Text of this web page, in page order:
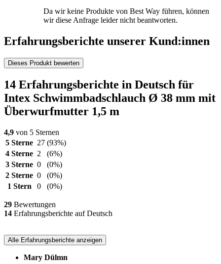
Da wir keine Produkte von Best Way führen, können
wir diese Anfrage leider nicht beantworten.
Erfahrungsberichte unserer Kund:innen
Dieses Produkt bewerten
14 Erfahrungsberichte in Deutsch für
Intex Schwimmbadschlauch Ø 38 mm mit
Überwurfmutter 1,5 m
4,9 von 5 Sternen
5 Sterne 27 (93%)
4 Sterne 2
(6%)
3 Sterne 0
(0%)
2 Sterne 0
(0%)
1 Stern
0 (0%)
29 Bewertungen
14 Erfahrungsberichte auf Deutsch
Alle Erfahrungsberichte anzeigen
Mary Dülmn